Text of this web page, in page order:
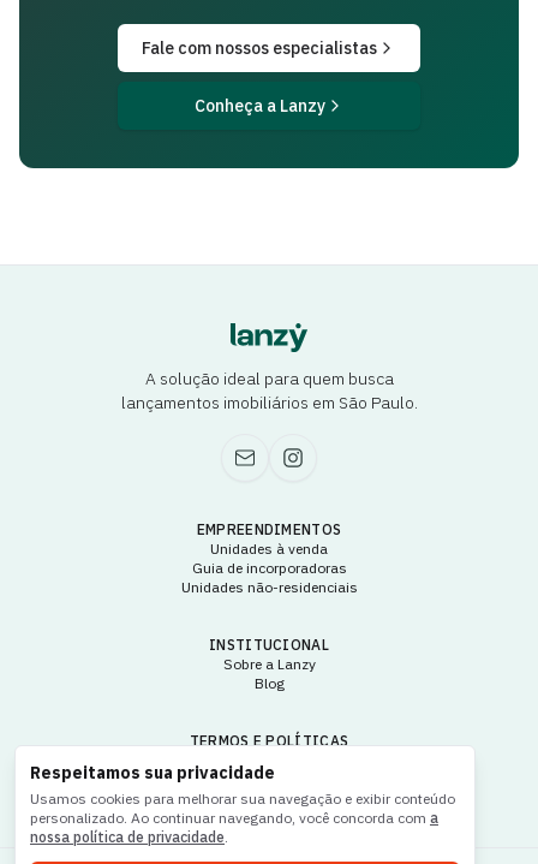
Fale com nossos especialistas
Conheça a Lanzy
A solução ideal para quem busca
lançamentos imobiliários em São Paulo.
EMPREENDIMENTOS
Unidades à venda
Guia de incorporadoras
Unidades não-residenciais
INSTITUCIONAL
Sobre a Lanzy
Blog
TERMOS E POLÍTICAS
Política de privacidade
Respeitamos sua privacidade
Usamos cookies para melhorar sua navegação e exibir conteúdo
personalizado. Ao continuar navegando, você concorda com a
nossa política de privacidade.